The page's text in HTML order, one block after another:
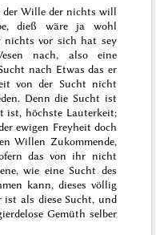
Wille der nichts will
dieß wäre ja wohl
nichts vor sich hat sey
nach, also eine
nach Etwas das er
von der Sucht nicht
Denn die Sucht ist
ist, höchste Lauterkeit;
ewigen Freyheit doch
Willen Zukommende,
das von ihr nicht
wie eine Sucht des
kann, dieses völlig
als diese Sucht, und
Gemüth selber